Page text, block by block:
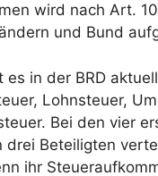
wird nach Art.
und Bund
es in der BRD
Lohnsteuer,
Bei den vier
drei Beteiligten
ihr